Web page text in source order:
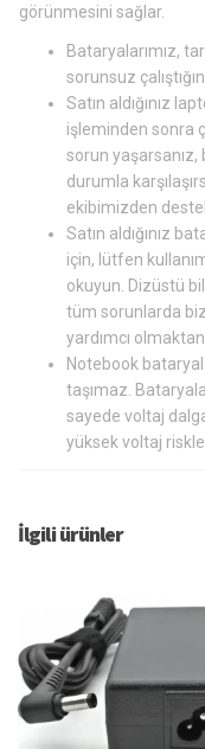
görünmesini sağlar.
Bataryalarımız,
sorunsuz
Satın aldığınız
işleminden sonra
sorun yaşarsanız,
durumla
ekibimizden
Satın aldığınız
için, lütfen
okuyun. Dizüstü
tüm sorunlarda
yardımcı
Notebook
taşımaz.
sayede voltaj
yüksek voltaj
İlgili ürünler